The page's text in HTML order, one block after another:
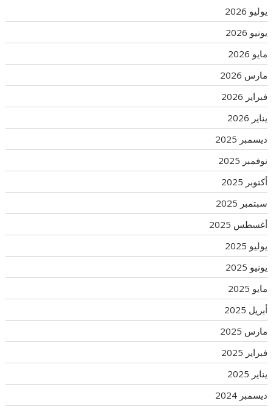
يوليو 2026
يونيو 2026
مايو 2026
مارس 2026
فبراير 2026
يناير 2026
ديسمبر 2025
نوفمبر 2025
أكتوبر 2025
سبتمبر 2025
أغسطس 2025
يوليو 2025
يونيو 2025
مايو 2025
أبريل 2025
مارس 2025
فبراير 2025
يناير 2025
ديسمبر 2024